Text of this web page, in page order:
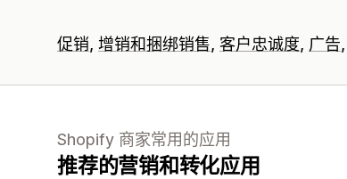
促销 增销和捆绑销售 客户忠诚度 广告
Shopify 商家常用的应用
推荐的营销和转化应用